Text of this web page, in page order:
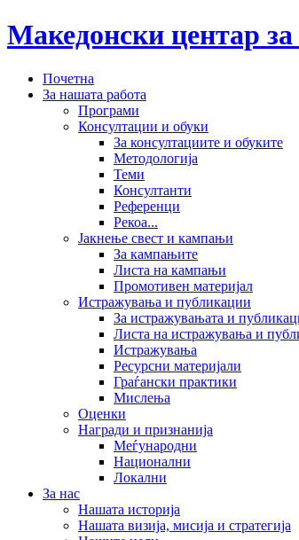
Македонски центар
Почетна
За нашата работа
Програми
Консултации и обуки
За консултациите и обуките
Методологија
Теми
Консултанти
Референци
Рекоа...
Јакнење свест и кампањи
За кампањите
Листа на кампањи
Промотивен материјал
Истражувања и публикации
За истражувањата и
Листа на истражувања и
Истражувања
Ресурсни материјали
Граѓански практики
Мислења
Оценки
Награди и признанија
Меѓународни
Национални
Локални
За нас
Нашата историја
Нашата визија, мисија и стратегија